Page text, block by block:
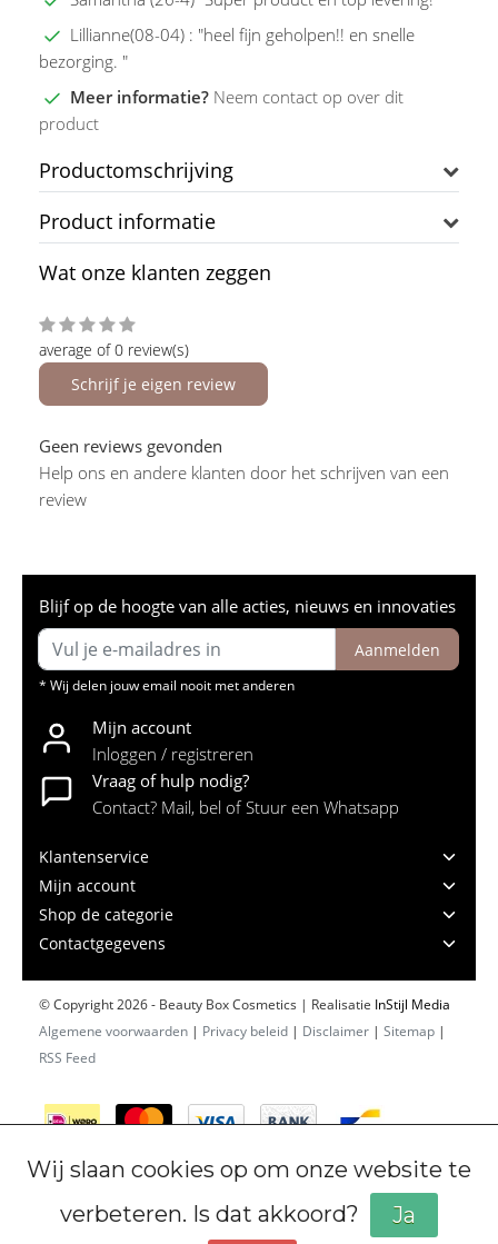
Lillianne(08-04) : "heel fijn geholpen!! en snelle
bezorging. "
Meer informatie? Neem contact op over dit
product
Productomschrijving
Product informatie
Wat onze klanten zeggen
average of 0 review(s)
Schrijf je eigen review
Geen reviews gevonden
Help ons en andere klanten door het schrijven van een
review
Blijf op de hoogte van alle acties, nieuws en innovaties
Aanmelden
* Wij delen jouw email nooit met anderen
Mijn account
Inloggen / registreren
Vraag of hulp nodig?
Contact? Mail, bel of Stuur een Whatsapp
Klantenservice
Mijn account
Shop de categorie
Contactgegevens
© Copyright 2026 - Beauty Box Cosmetics | Realisatie InStijl Media
Algemene voorwaarden | Privacy beleid | Disclaimer | Sitemap |
RSS Feed
Wij slaan cookies op om onze website te
verbeteren. Is dat akkoord?
Ja